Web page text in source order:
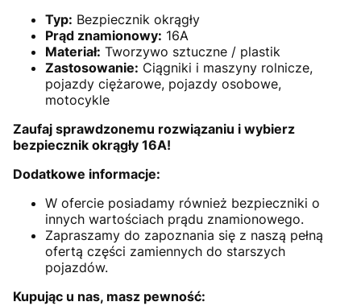
Typ: Bezpiecznik okrągły
Prąd znamionowy: 16A
Materiał: Tworzywo sztuczne / plastik
Zastosowanie: Ciągniki i maszyny rolnicze,
pojazdy ciężarowe, pojazdy osobowe,
motocykle
Zaufaj sprawdzonemu rozwiązaniu i wybierz
bezpiecznik okrągły 16A!
Dodatkowe informacje:
W ofercie posiadamy również bezpieczniki o
innych wartościach prądu znamionowego.
Zapraszamy do zapoznania się z naszą pełną
ofertą części zamiennych do starszych
pojazdów.
Kupując u nas, masz pewność: